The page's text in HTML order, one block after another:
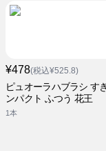
¥478(税込¥525.8)
ピュオーラハブラシ す
ンパクト ふつう 花王
1本